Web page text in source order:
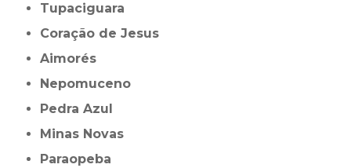
Tupaciguara
Coração de Jesus
Aimorés
Nepomuceno
Pedra Azul
Minas Novas
Paraopeba